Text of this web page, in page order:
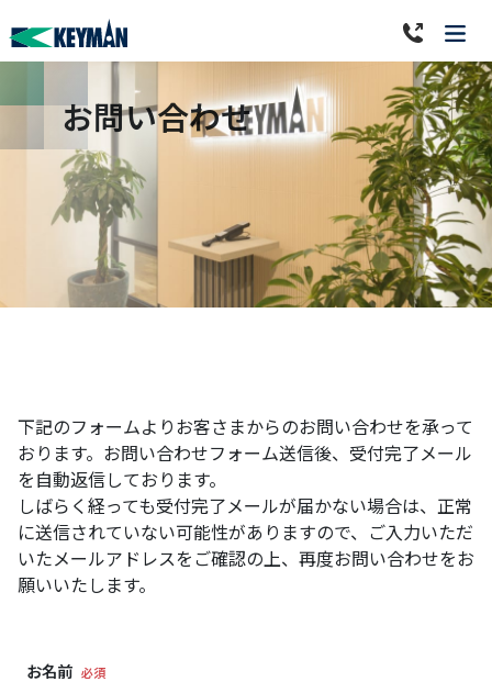
お問い合わせ
下記のフォームよりお客さまからのお問い合わせを承って
おります。 お問い合わせフォーム送信後、受付完了メール
を自動返信しております。
しばらく経っても受付完了メールが届かない場合は、正常
に送信されていない可能性がありますので、ご入力いただ
いたメールアドレスをご確認の上、再度お問い合わせをお
願いいたします。
お名前 必須